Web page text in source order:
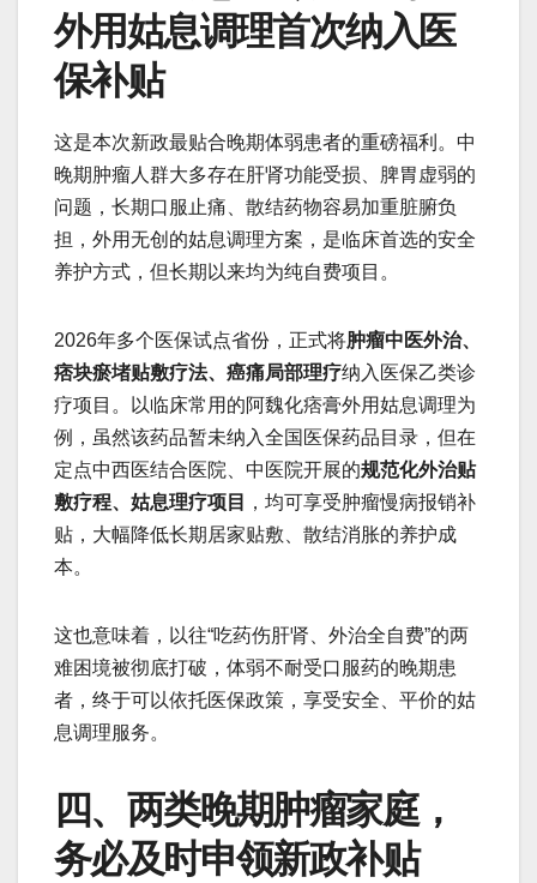
外用姑息调理首次纳入医
保补贴
这是本次新政最贴合晚期体弱患者的重磅福利。中
晚期肿瘤人群大多存在肝肾功能受损、脾胃虚弱的
问题，长期口服止痛、散结药物容易加重脏腑负
担，外用无创的姑息调理方案，是临床首选的安全
养护方式，但长期以来均为纯自费项目。
2026年多个医保试点省份，正式将肿瘤中医外治、
痞块瘀堵贴敷疗法、癌痛局部理疗纳入医保乙类诊
疗项目。以临床常用的阿魏化痞膏外用姑息调理为
例，虽然该药品暂未纳入全国医保药品目录，但在
定点中西医结合医院、中医院开展的规范化外治贴
敷疗程、姑息理疗项目
，均可享受肿瘤慢病报销补
贴，大幅降低长期居家贴敷、散结消胀的养护成
本。
这也意味着，以往“吃药伤肝肾、外治全自费”的两
难困境被彻底打破，体弱不耐受口服药的晚期患
者，终于可以依托医保政策，享受安全、平价的姑
息调理服务。
四、两类晚期肿瘤家庭，
务必及时申领新政补贴